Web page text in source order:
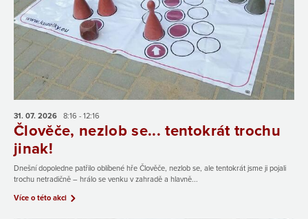
31. 07. 2026 8:16 - 12:16
Člověče, nezlob se... tentokrát trochu
jinak!
Dnešní dopoledne patřilo oblíbené hře Člověče, nezlob se, ale tentokrát jsme ji pojali
trochu netradičně – hrálo se venku v zahradě a hlavně...
Více o této akci